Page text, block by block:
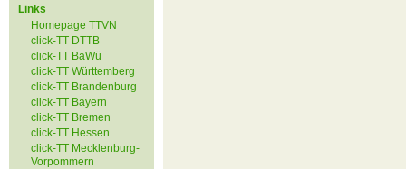
Links
Homepage TTVN
click-TT DTTB
click-TT BaWü
click-TT Württemberg
click-TT Brandenburg
click-TT Bayern
click-TT Bremen
click-TT Hessen
click-TT Mecklenburg-
Vorpommern